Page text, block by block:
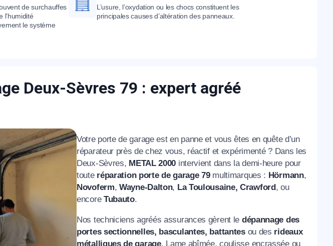
de surchauffes
l’humidité
le système
L’usure, l’oxydation ou les chocs constituent les
principales causes d’altération des panneaux.
Deux-Sèvres 79 : expert agréé
Votre porte de garage est en panne et vous êtes en quête d’un
réparateur près de chez vous, réactif et expérimenté ? Dans les
Deux-Sèvres, METAL 2000 intervient dans la demi-heure pour
toute réparation porte de garage 79multimarques : Hörmann,
Novoferm,Wayne-Dalton, La Toulousaine, Crawford , ou
encore Tubauto.
Nos techniciens agréés assurances gèrent le dépannage des
portes sectionnelles, basculantes, battantes ou des rideaux
métalliques de garage. Lame abîmée, coulisse encrassée ou